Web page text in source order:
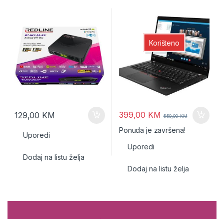
129,00 KM
Uporedi
Dodaj na listu želja
Korišteno
399,00 KM 550,00KM
Ponuda je završena!
Uporedi
Dodaj na listu želja